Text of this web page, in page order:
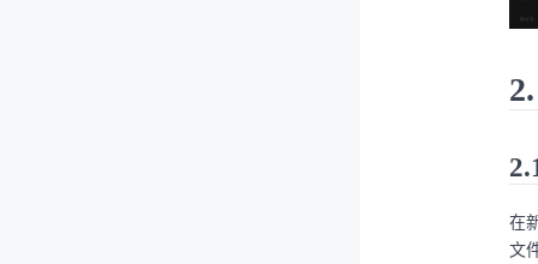
在
文